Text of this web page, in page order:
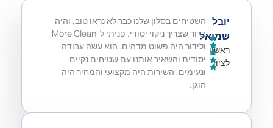
יובל
שמואל
ראשון
לציון
השטיחים בסלון שלנו כבר לא נראו טוב, והיה
ברור שצריך ניקוי יסודי. פניתי ל-More Clean
ולידור היה פשוט מדהים. הוא עשה עבודה
יסודית והשאיר אותנו עם שטיחים נקיים
ונעימים. השירות היה מקצועי והמחיר היה
הוגן.